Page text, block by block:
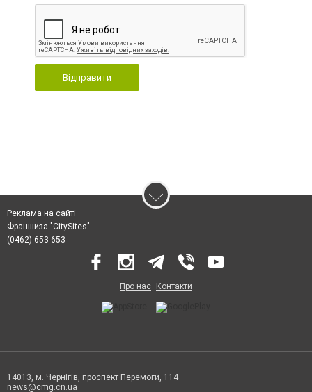
Відправити
Реклама на сайті
Франшиза "CitySites"
(0462) 653-653
Про нас Контакти
14013, м. Чернігів, проспект Перемоги, 114
news@cmg.cn.ua